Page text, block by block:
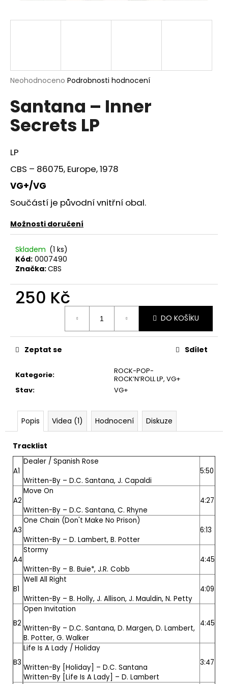
Průměrné
produktu
je
0,0
z
hvězdiček.
Neohodnoceno Podrobnosti hodnocení
Santana – Inner
Secrets LP
LP
CBS – 86075, Europe, 1978
VG+/VG
Součástí je původní vnitřní obal.
Možnosti doručení
Skladem (1 ks)
Kód: 0007490
Značka:CBS
250 Kč
DO KOŠÍKU
Kategorie:
ROCK-POP-
ROCK’N’ROLL LP, VG+
Stav: VG+
Zeptat se Sdílet
Popis Videa (1) Hodnocení Diskuze
Tracklist
A1
Dealer / Spanish Rose
Written-By – D.C. Santana, J. Capaldi
5:50
A2
Move On
Written-By – D.C. Santana, C. Rhyne
4:27
A3
One Chain (Don't Make No Prison)
Written-By – D. Lambert, B. Potter
6:13
A4
Stormy
Written-By – B. Buie*, J.R. Cobb
4:45
B1
Well All Right
Written-By – B. Holly, J. Allison, J. Mauldin, N. Petty
4:09
B2
Open Invitation
Written-By – D.C. Santana, D. Margen, D. Lambert,
B. Potter, G. Walker
4:45
B3
Life Is A Lady / Holiday
Written-By [Holiday] – D.C. Santana
Written-By [Life Is A Lady] – D. Lambert
3:47
j
?
HLEDAT
o
p
r
u
č
e
m
e
2LP
Kč